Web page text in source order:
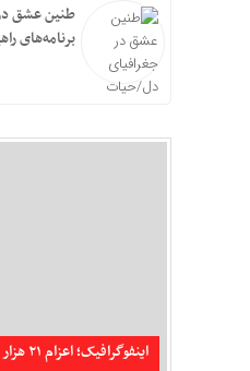
طنین عشق
برنامه‌های
اینفوگرافیک؛ اعزام ۲۱ هزار زائر اربعین از آذربایجان‌شرقی